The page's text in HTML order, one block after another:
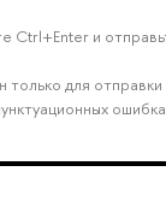
Ctrl+Enter и
только для